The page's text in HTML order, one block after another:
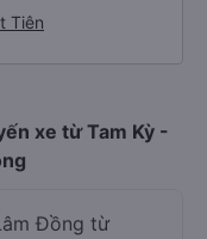
Tiên
xe từ Tam Kỳ -
Đồng từ